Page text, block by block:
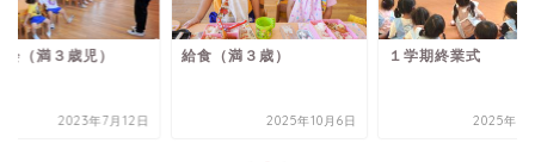
会（満３歳児）
2023年7月12日
給食（満３歳）
2025年10月6日
１学期終業式
2025年7